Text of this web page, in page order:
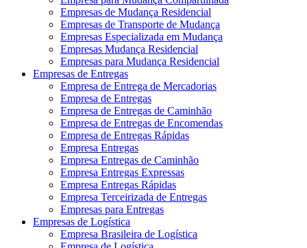
Empresas de Mudança Residencial
Empresas de Transporte de Mudança
Empresas Especializada em Mudança
Empresas Mudança Residencial
Empresas para Mudança Residencial
Empresas de Entregas
Empresa de Entrega de Mercadorias
Empresa de Entregas
Empresa de Entregas de Caminhão
Empresa de Entregas de Encomendas
Empresa de Entregas Rápidas
Empresa Entregas
Empresa Entregas de Caminhão
Empresa Entregas Expressas
Empresa Entregas Rápidas
Empresa Terceirizada de Entregas
Empresas para Entregas
Empresas de Logística
Empresa Brasileira de Logística